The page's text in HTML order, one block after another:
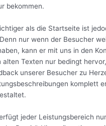
bekommen.
als die Startseite ist
nur wenn der Besucher
kann er mit uns in den
alten Texten nur bedingt
unserer Besucher zu
komplett
jeder Leistungsbereich